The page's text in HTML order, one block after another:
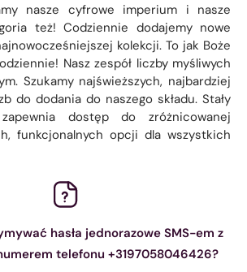
nasze cyfrowe imperium i nasze
też! Codziennie dodajemy nowe
kolekcji. To jak Boże
Nasz zespół liczby myśliwych
Szukamy najświeższych, najbardziej
do dodania do naszego składu. Stały
dostęp do zróżnicowanej
funkcjonalnych opcji dla wszystkich
hasła jednorazowe SMS-em z
telefonu +3197058046426?